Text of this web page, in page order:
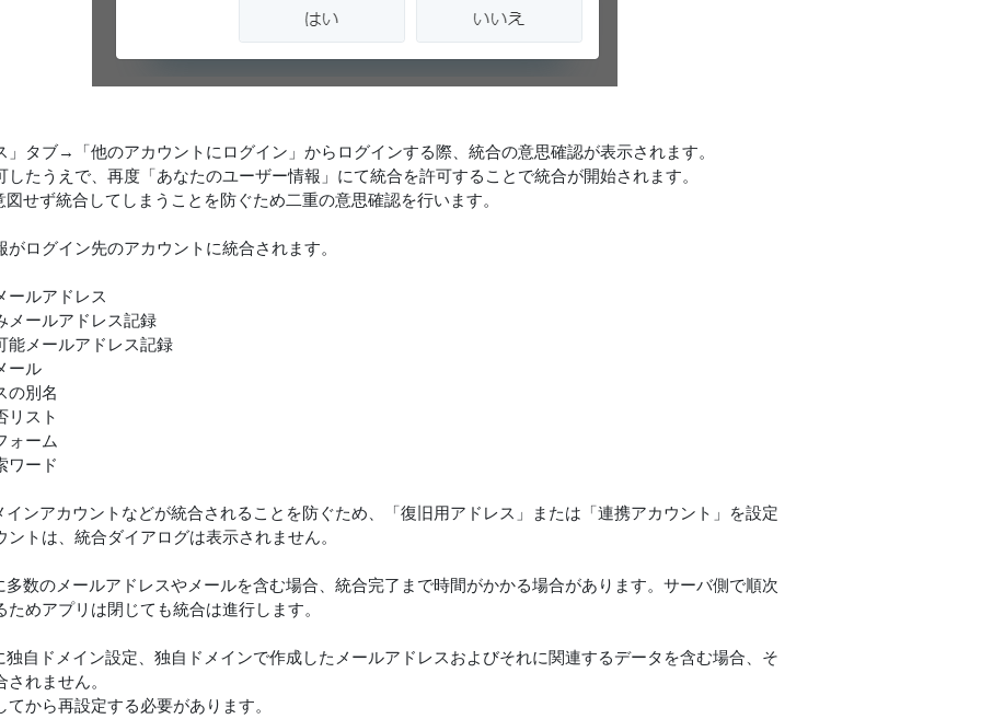
」タブ→「他のアカウントにログイン」からログインする際、統合の意思確認が表示されます。
したうえで、再度「あなたのユーザー情報」にて統合を許可することで統合が開始されます。
せず統合してしまうことを防ぐため二重の意思確認を行います。
がログイン先のアカウントに統合されます。
ールアドレス
メールアドレス記録
能メールアドレス記録
ール
の別名
リスト
ォーム
ワード
ンアカウントなどが統合されることを防ぐため、「復旧用アドレス」または「連携アカウント」を設定
ントは、統合ダイアログは表示されません。
数のメールアドレスやメールを含む場合、統合完了まで時間がかかる場合があります。サーバ側で順次
ためアプリは閉じても統合は進行します。
自ドメイン設定、独自ドメインで作成したメールアドレスおよびそれに関連するデータを含む場合、そ
れません。
てから再設定する必要があります。